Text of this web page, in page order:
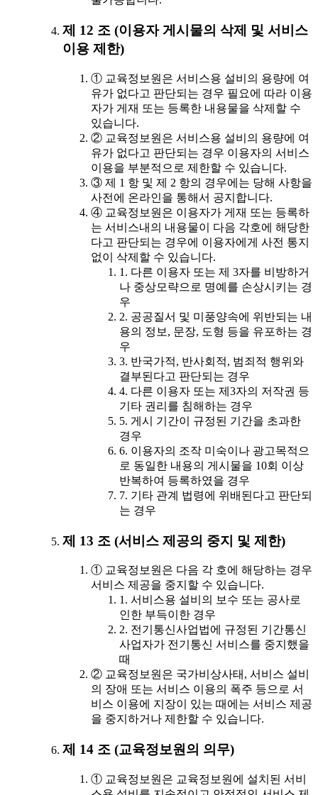
제 12 조 (이용자 게시물의 삭제 및 서비스
이용 제한)
① 교육정보원은 서비스용 설비의 용량에 여
유가 없다고 판단되는 경우 필요에 따라 이용
자가 게재 또는 등록한 내용물을 삭제할 수
있습니다.
② 교육정보원은 서비스용 설비의 용량에 여
유가 없다고 판단되는 경우 이용자의 서비스
이용을 부분적으로 제한할 수 있습니다.
③ 제 1 항 및 제 2 항의 경우에는 당해 사항을
사전에 온라인을 통해서 공지합니다.
④ 교육정보원은 이용자가 게재 또는 등록하
는 서비스내의 내용물이 다음 각호에 해당한
다고 판단되는 경우에 이용자에게 사전 통지
없이 삭제할 수 있습니다.
1. 다른 이용자 또는 제 3자를 비방하거
나 중상모략으로 명예를 손상시키는 경
우
2. 공공질서 및 미풍양속에 위반되는 내
용의 정보, 문장, 도형 등을 유포하는 경
우
3. 반국가적, 반사회적, 범죄적 행위와
결부된다고 판단되는 경우
4. 다른 이용자 또는 제3자의 저작권 등
기타 권리를 침해하는 경우
5. 게시 기간이 규정된 기간을 초과한
경우
6. 이용자의 조작 미숙이나 광고목적으
로 동일한 내용의 게시물을 10회 이상
반복하여 등록하였을 경우
7. 기타 관계 법령에 위배된다고 판단되
는 경우
제 13 조 (서비스 제공의 중지 및 제한)
① 교육정보원은 다음 각 호에 해당하는 경우
서비스 제공을 중지할 수 있습니다.
1. 서비스용 설비의 보수 또는 공사로
인한 부득이한 경우
2. 전기통신사업법에 규정된 기간통신
사업자가 전기통신 서비스를 중지했을
때
② 교육정보원은 국가비상사태, 서비스 설비
의 장애 또는 서비스 이용의 폭주 등으로 서
비스 이용에 지장이 있는 때에는 서비스 제공
을 중지하거나 제한할 수 있습니다.
제 14 조 (교육정보원의 의무)
① 교육정보원은 교육정보원에 설치된 서비